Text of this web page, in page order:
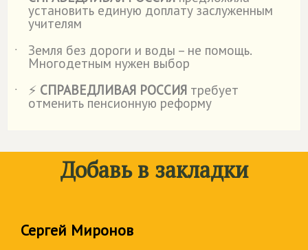
установить единую доплату заслуженным
учителям
˙
Земля без дороги и воды – не помощь.
Многодетным нужен выбор
˙
⚡ СПРАВЕДЛИВАЯ РОССИЯ требует
отменить пенсионную реформу
Добавь в закладки
Сергей Миронов